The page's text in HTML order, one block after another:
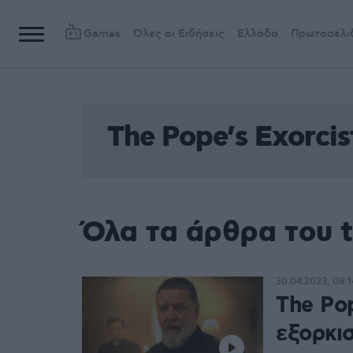
Games Όλες οι Ειδήσεις Ελλάδα
The Pope’s
Όλα τα άρθρα του
The
30.04.2023,